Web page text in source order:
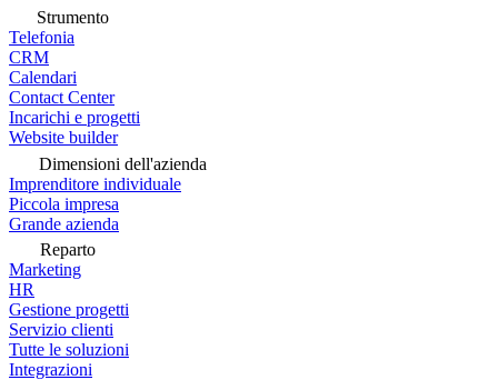
Strumento
Telefonia
CRM
Calendari
Contact Center
Incarichi e progetti
Website builder
Dimensioni dell'azienda
Imprenditore individuale
Piccola impresa
Grande azienda
Reparto
Marketing
HR
Gestione progetti
Servizio clienti
Tutte le soluzioni
Integrazioni